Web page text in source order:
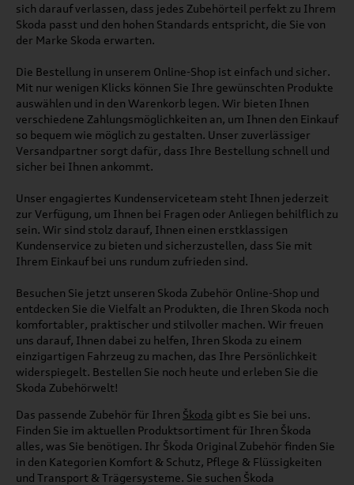
sich darauf verlassen, dass jedes Zubehörteil perfekt zu Ihrem
Skoda passt und den hohen Standards entspricht, die Sie von
der Marke Skoda erwarten.
Die Bestellung in unserem Online-Shop ist einfach und sicher.
Mit nur wenigen Klicks können Sie Ihre gewünschten Produkte
auswählen und in den Warenkorb legen. Wir bieten Ihnen
verschiedene Zahlungsmöglichkeiten an, um Ihnen den Einkauf
so bequem wie möglich zu gestalten. Unser zuverlässiger
Versandpartner sorgt dafür, dass Ihre Bestellung schnell und
sicher bei Ihnen ankommt.
Unser engagiertes Kundenserviceteam steht Ihnen jederzeit
zur Verfügung, um Ihnen bei Fragen oder Anliegen behilflich zu
sein. Wir sind stolz darauf, Ihnen einen erstklassigen
Kundenservice zu bieten und sicherzustellen, dass Sie mit
Ihrem Einkauf bei uns rundum zufrieden sind.
Besuchen Sie jetzt unseren Skoda Zubehör Online-Shop und
entdecken Sie die Vielfalt an Produkten, die Ihren Skoda noch
komfortabler, praktischer und stilvoller machen. Wir freuen
uns darauf, Ihnen dabei zu helfen, Ihren Skoda zu einem
einzigartigen Fahrzeug zu machen, das Ihre Persönlichkeit
widerspiegelt. Bestellen Sie noch heute und erleben Sie die
Skoda Zubehörwelt!
Das passende Zubehör für Ihren Škoda gibt es Sie bei uns.
Finden Sie im aktuellen Produktsortiment für Ihren Škoda
alles, was Sie benötigen. Ihr Škoda Original Zubehör finden Sie
in den Kategorien Komfort & Schutz, Pflege & Flüssigkeiten
und Transport & Trägersysteme. Sie suchen Škoda